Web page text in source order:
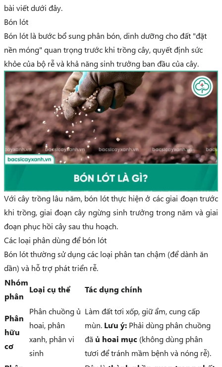
bài viết dưới đây.
Bón lót
Bón lót là bước bổ sung phân bón, dinh dưỡng cho đất "đặt
nền móng" quan trọng trước khi trồng cây, quyết định sức
khỏe của bộ rễ và khả năng sinh trưởng ban đầu của cây.
Với cây trồng lâu năm, bón lót thực hiện ở các giai đoạn trước
khi trồng, giai đoạn cây ngừng sinh trưởng trong năm và giai
đoạn phục hồi cây sau thu hoạch.
Các loại phân dùng để bón lót
Bón lót thường sử dụng các loại phân tan chậm (để dành ăn
dần) và hỗ trợ phát triển rễ.
Nhóm
phân
Loại cụ thể Tác dụng chính
Phân
hữu
cơ
Phân chuồng ủ
hoai, phân
xanh, phân vi
sinh
Làm đất tơi xốp, giữ ẩm, cung cấp
mùn. Lưu ý: Phải dùng phân chuồng
đã ủ hoai mục (không dùng phân
tươi để tránh mầm bệnh và nóng rễ).